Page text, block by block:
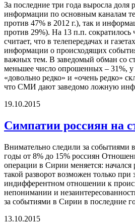
За последние три года выросла доля
информации по основным каналам
против 47% в 2012 г.), так и
против 29%). На 13 п.п. сократилось
считает, что в телепередачах и
информации о происходящих
важных тем. В заведомый обман со
меньшее число опрошенных – 31%, у
«довольно редко» и «очень редко»
что СМИ дают заведомо ложную
19.10.2015
Симпатии россиян на
Внимательно следили за событиями
годы от 8% до 15% россиян
операции в Сирии меняется:
такой разворот возможен только
индифферентном отношении к
непонимании и
за событиями в Сирии в последние
13.10.2015